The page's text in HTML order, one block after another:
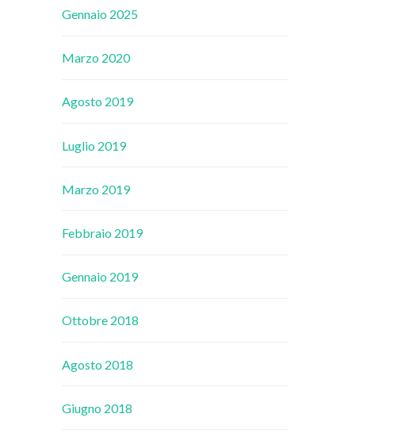
Gennaio 2025
Marzo 2020
Agosto 2019
Luglio 2019
Marzo 2019
Febbraio 2019
Gennaio 2019
Ottobre 2018
Agosto 2018
Giugno 2018